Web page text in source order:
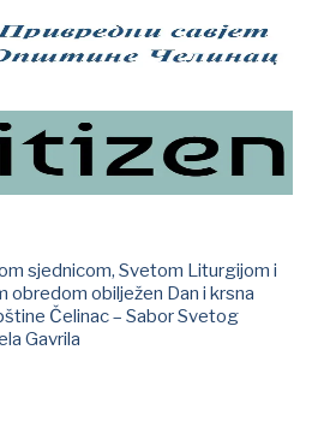
sjednicom, Svetom Liturgijom i
obredom obilježen Dan i krsna
Čelinac – Sabor Svetog
Gavrila